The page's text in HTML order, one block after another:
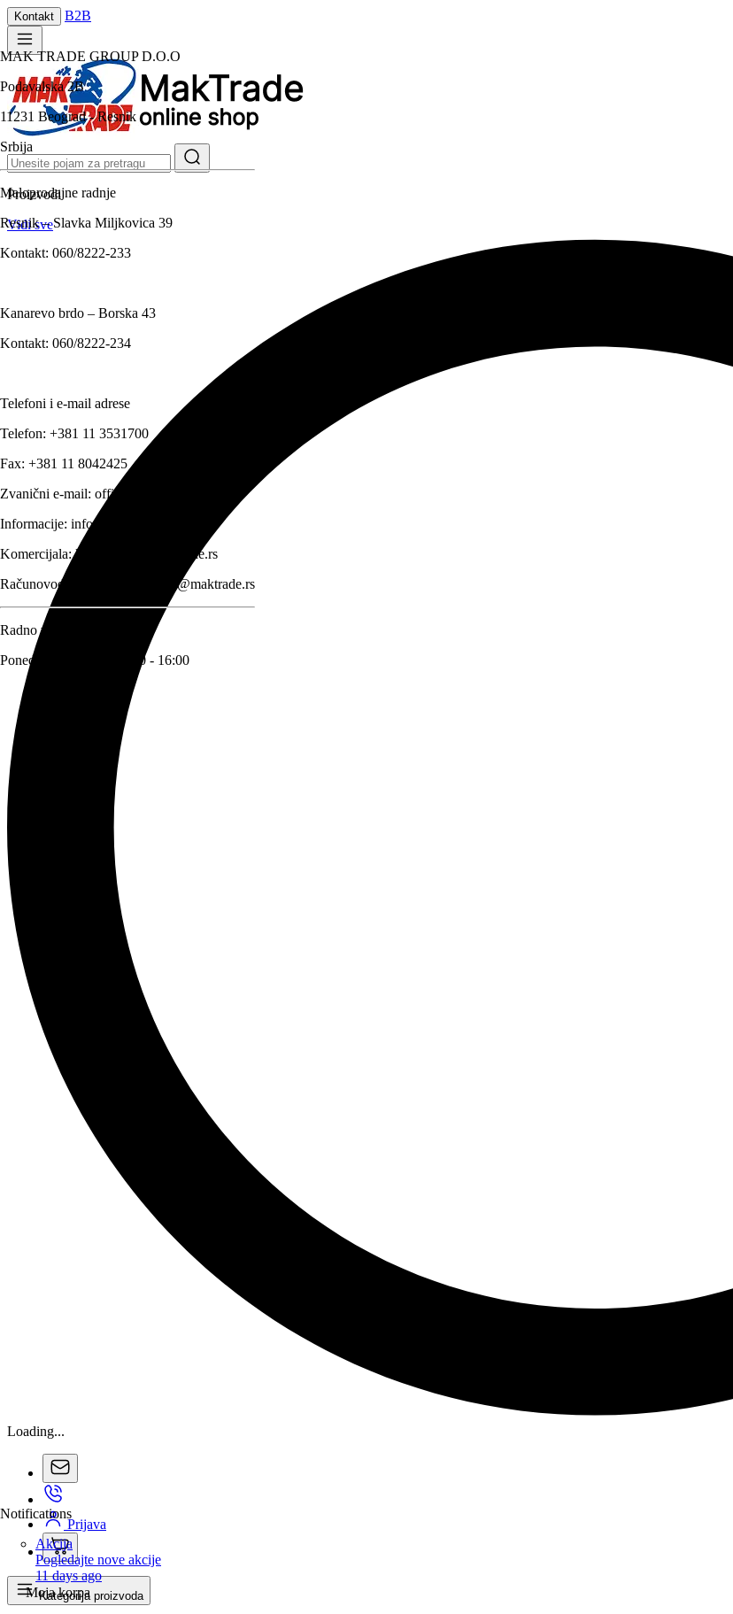
Kontakt
MAK TRADE GROUP D.O.O
Podavalska 2B
11231 Beograd - Resnik
Srbija
Maloprodajne radnje
Resnik – Slavka Miljkovica 39
Kontakt: 060/8222-233
Kanarevo brdo – Borska 43
Kontakt: 060/8222-234
Telefoni i e-mail adrese
Telefon: +381 11 3531700
Fax: +381 11 8042425
Zvanični e-mail: office@maktrade.rs
Informacije: info@maktrade.rs
Komercijala:komercijala@maktrade.rs
Računovodstvo:
racunovodstvo@maktrade.rs
Radno vreme
Ponedeljak – Petak: 08:00 - 16:00
B2B
Proizvodi
Vidi sve
Loading...
Notifications
Akcija
Pogledajte nove akcije
11 days ago
Prijava
Moja korpa
Kategorija proizvoda